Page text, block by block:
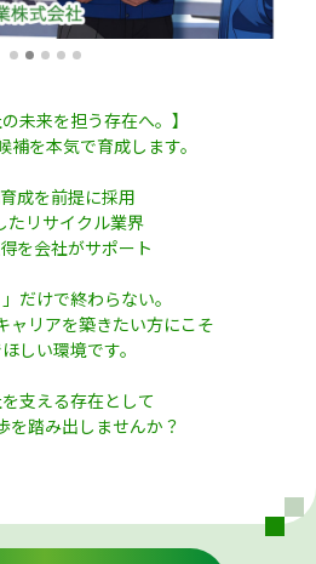
未来を担う存在へ。】
補を本気で育成します。
成を前提に採用
たリサイクル業界
を会社がサポート
」だけで終わらない。
ャリアを築きたい方にこそ
しい環境です。
支える存在として
を踏み出しませんか？